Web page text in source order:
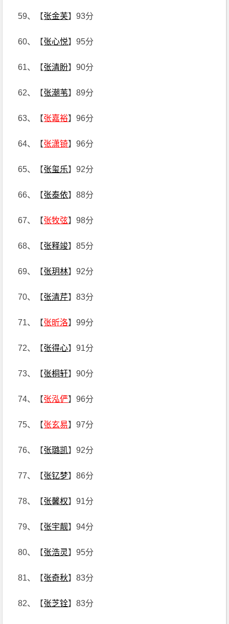
59、【张金芙】93分
60、【张心悦】95分
61、【张清盼】90分
62、【张潮苇】89分
63、【张嘉裕】96分
64、【张潇锜】96分
65、【张玺乐】92分
66、【张泰依】88分
67、【张牧弦】98分
68、【张释竣】85分
69、【张玥林】92分
70、【张清芹】83分
71、【张昕洛】99分
72、【张得心】91分
73、【张桐轩】90分
74、【张泓俨】96分
75、【张玄易】97分
76、【张璐凯】92分
77、【张钇梦】86分
78、【张馨权】91分
79、【张宇靓】94分
80、【张浩灵】95分
81、【张奇秋】83分
82、【张芝铨】83分